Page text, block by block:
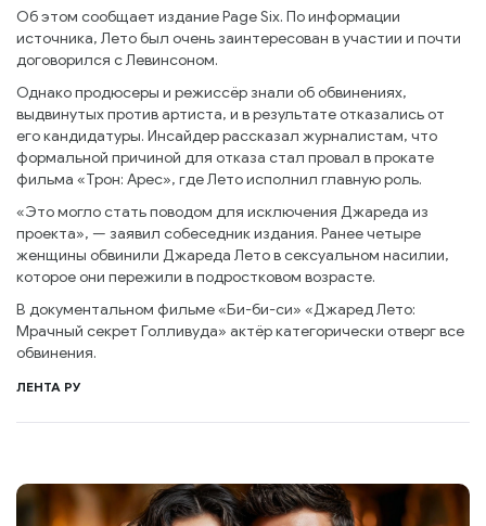
Об этом сообщает издание Page Six. По информации
источника, Лето был очень заинтересован в участии и почти
договорился с Левинсоном.
Однако продюсеры и режиссёр знали об обвинениях,
выдвинутых против артиста, и в результате отказались от
его кандидатуры. Инсайдер рассказал журналистам, что
формальной причиной для отказа стал провал в прокате
фильма «Трон: Арес», где Лето исполнил главную роль.
«Это могло стать поводом для исключения Джареда из
проекта», — заявил собеседник издания. Ранее четыре
женщины обвинили Джареда Лето в сексуальном насилии,
которое они пережили в подростковом возрасте.
В документальном фильме «Би-би-си» «Джаред Лето:
Мрачный секрет Голливуда» актёр категорически отверг все
обвинения.
ЛЕНТА РУ